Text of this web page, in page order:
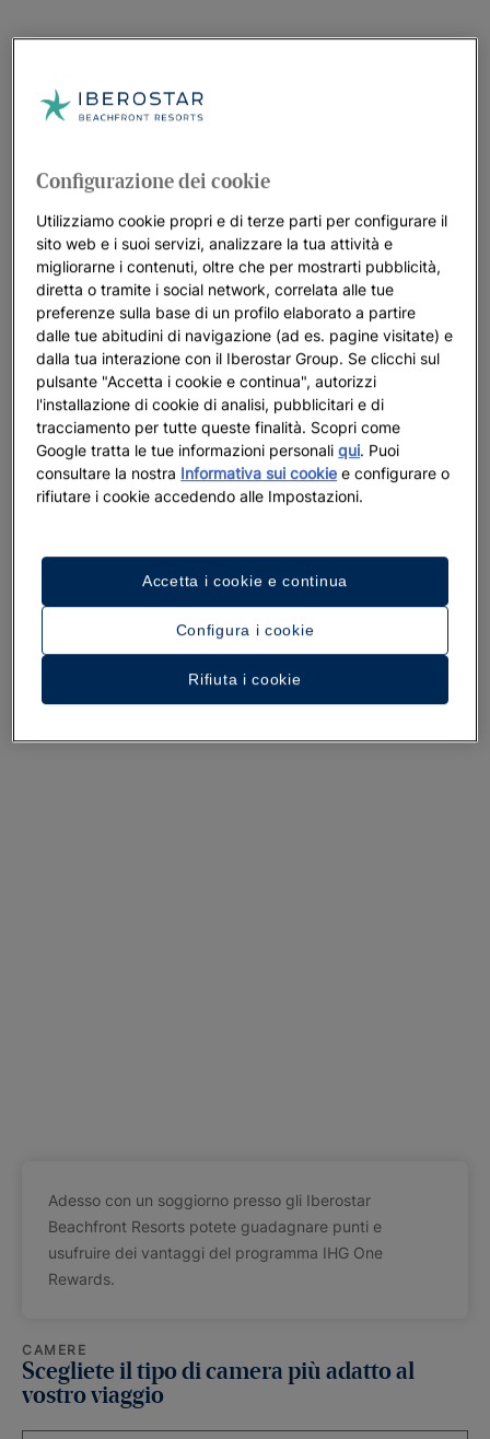
Un tour dell’hotel
Adesso con un soggiorno presso gli Iberostar
Beachfront Resorts potete guadagnare punti e
usufruire dei vantaggi del programma IHG One
Rewards.
CAMERE
Scegliete il tipo di camera più adatto al
vostro viaggio
Configurazione dei cookie
Utilizziamo cookie propri e di terze parti per configurare il
sito web e i suoi servizi, analizzare la tua attività e
migliorarne i contenuti, oltre che per mostrarti pubblicità,
diretta o tramite i social network, correlata alle tue
preferenze sulla base di un profilo elaborato a partire
dalle tue abitudini di navigazione (ad es. pagine visitate) e
dalla tua interazione con il Iberostar Group. Se clicchi sul
pulsante "Accetta i cookie e continua", autorizzi
l'installazione di cookie di analisi, pubblicitari e di
tracciamento per tutte queste finalità. Scopri come
Google tratta le tue informazioni personaliqui. Puoi
consultare la nostra Informativa sui cookie e configurare o
rifiutare i cookie accedendo alle Impostazioni.
Configura i cookie
Rifiuta i cookie
Accetta i cookie e continua